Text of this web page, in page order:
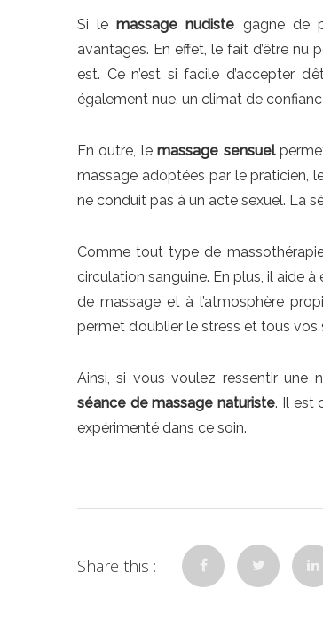
Si lemassage nudiste gagne de
avantages. En effet, le fait d’être nu
est. Ce n’est si facile d’accepter
également nue, un climat de
En outre, lemassage sensuel
massage adoptées par le praticien,
ne conduit pas à un acte sexuel. La
Comme tout type de
circulation sanguine. En plus, il aide
de massage et à l’atmosphère
permet d’oublier le stress et tous
Ainsi, si vous voulez ressentir une
séance de massage naturiste. Il est
expérimenté dans ce soin.
Share this :